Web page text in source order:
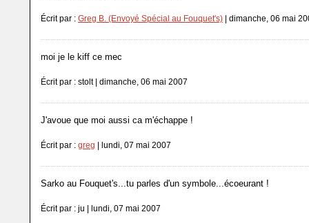
Écrit par : Greg B. (Envoyé Spécial au Fouquet's) | dimanche, 06 mai
moi je le kiff ce mec
Écrit par : stolt | dimanche, 06 mai 2007
J'avoue que moi aussi ca m'échappe !
Écrit par : greg | lundi, 07 mai 2007
Sarko au Fouquet's...tu parles d'un symbole...écoeurant !
Écrit par : ju | lundi, 07 mai 2007